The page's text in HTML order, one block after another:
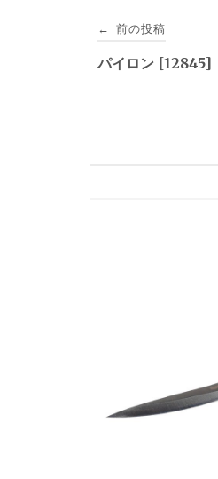
稿
← 前の投稿
パイロン [12845]